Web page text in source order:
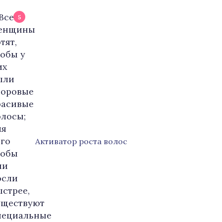
5
Активатор роста волос